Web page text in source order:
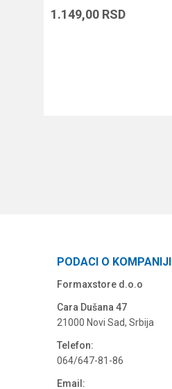
1.149,00 RSD
PODACI O KOMPANIJI
Formaxstore d.o.o
Cara Dušana 47
21000 Novi Sad, Srbija
Telefon:
064/647-81-86
Email: